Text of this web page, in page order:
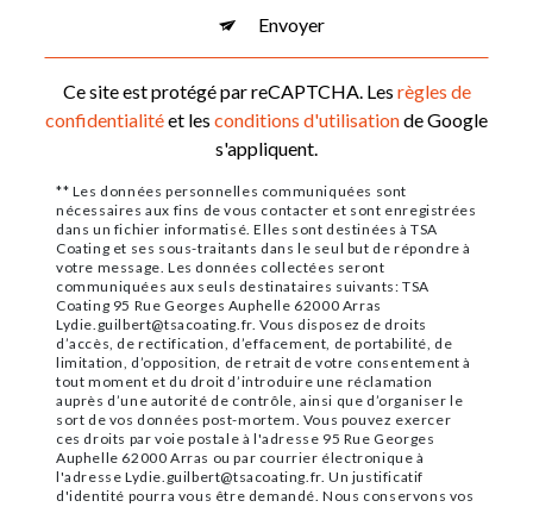
Envoyer
Ce site est protégé par reCAPTCHA. Les règles de
confidentialitéet les conditions d'utilisationde Google
s'appliquent.
** Les données personnelles communiquées sont
nécessaires aux fins de vous contacter et sont enregistrées
dans un fichier informatisé. Elles sont destinées à TSA
Coating et ses sous-traitants dans le seul but de répondre à
votre message. Les données collectées seront
communiquées aux seuls destinataires suivants: TSA
Coating 95 Rue Georges Auphelle 62000 Arras
Lydie.guilbert@tsacoating.fr. Vous disposez de droits
d’accès, de rectification, d’effacement, de portabilité, de
limitation, d’opposition, de retrait de votre consentement à
tout moment et du droit d’introduire une réclamation
auprès d’une autorité de contrôle, ainsi que d’organiser le
sort de vos données post-mortem. Vous pouvez exercer
ces droits par voie postale à l'adresse 95 Rue Georges
Auphelle 62000 Arras ou par courrier électronique à
l'adresse Lydie.guilbert@tsacoating.fr. Un justificatif
d'identité pourra vous être demandé. Nous conservons vos